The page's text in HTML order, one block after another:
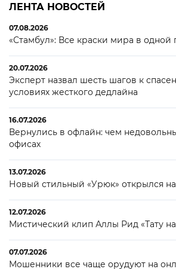
ЛЕНТА НОВОСТЕЙ
07.08.2026
«Стамбул»: Все краски мира в одной
20.07.2026
Эксперт назвал шесть шагов к
условиях жесткого дедлайна
16.07.2026
Вернулись в офлайн: чем
офисах
13.07.2026
Новый стильный «Урюк» открылся
12.07.2026
Мистический клип Аллы Рид «Тату
07.07.2026
Мошенники все чаще орудуют на